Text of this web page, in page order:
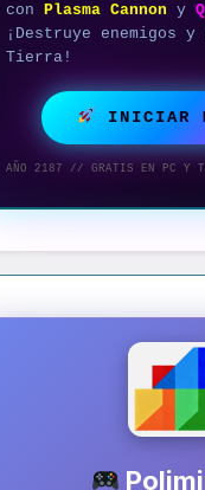
con
Plasma Cannon y
¡Destruye enemigos
Tierra!
INICIAR
AÑO 2187 // GRATIS EN PC Y